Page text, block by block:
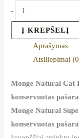
-
Į KREPŠELĮ
Aprašymas
Atsiliepimai
Monge Natural Cat
konservuotas
Monge Natural
konservuotas